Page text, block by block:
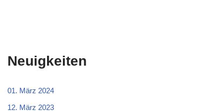
Neuigkeiten
01. März 2024
12. März 2023